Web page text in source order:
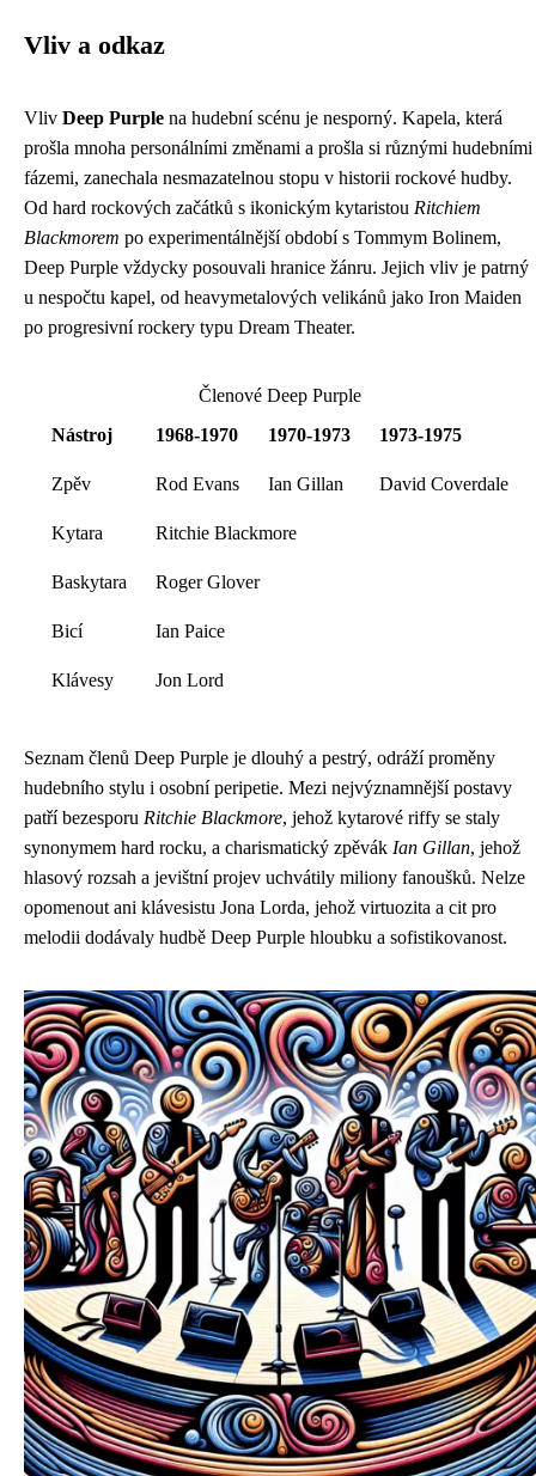
Vliv a odkaz
Vliv Deep Purple na hudební scénu je nesporný. Kapela, která
prošla mnoha personálními změnami a prošla si různými hudebními
fázemi, zanechala nesmazatelnou stopu v historii rockové hudby.
Od hard rockových začátků s ikonickým kytaristou Ritchiem
Blackmorem po experimentálnější období s Tommym Bolinem,
Deep Purple vždycky posouvali hranice žánru. Jejich vliv je patrný
u nespočtu kapel, od heavymetalových velikánů jako Iron Maiden
po progresivní rockery typu Dream Theater.
Členové Deep Purple
Nástroj
1968-1970 1970-1973 1973-1975
Zpěv Rod Evans Ian Gillan David Coverdale
Kytara Ritchie Blackmore
Baskytara Roger Glover
Bicí Ian Paice
Klávesy Jon Lord
Seznam členů Deep Purple je dlouhý a pestrý, odráží proměny
hudebního stylu i osobní peripetie. Mezi nejvýznamnější postavy
patří bezesporu Ritchie Blackmore, jehož kytarové riffy se staly
synonymem hard rocku, a charismatický zpěvák Ian Gillan, jehož
hlasový rozsah a jevištní projev uchvátily miliony fanoušků. Nelze
opomenout ani klávesistu Jona Lorda, jehož virtuozita a cit pro
melodii dodávaly hudbě Deep Purple hloubku a sofistikovanost.